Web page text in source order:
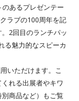
あるプレゼンテー
ラブの100周年を記
2回目のランチパッ
る魅力的なスピーカ
いただけます。こ
れる出展者やキワ
商品など）もご覧